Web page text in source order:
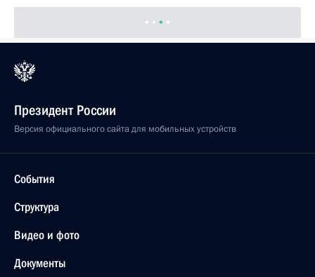
Президент России
Версия официального сайта для мобильных устройств
События
Структура
Видео и фото
Документы